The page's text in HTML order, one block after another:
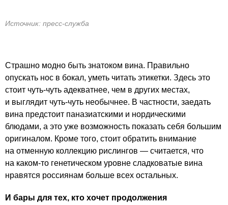
Источник: пресс-служба
Страшно модно быть знатоком вина. Правильно
опускать нос в бокал, уметь читать этикетки. Здесь это
стоит чуть-чуть адекватнее, чем в других местах,
и выглядит чуть-чуть необычнее. В частности, заедать
вина предстоит паназиатскими и нордическими
блюдами, а это уже возможность показать себя большим
оригиналом. Кроме того, стоит обратить внимание
на отменную коллекцию рислингов — считается, что
на каком-то генетическом уровне сладковатые вина
нравятся россиянам больше всех остальных.
И бары для тех, кто хочет продолжения